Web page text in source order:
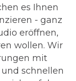
es Ihnen
- ganz
eröffnen,
wollen. Wir
mit
schnellen